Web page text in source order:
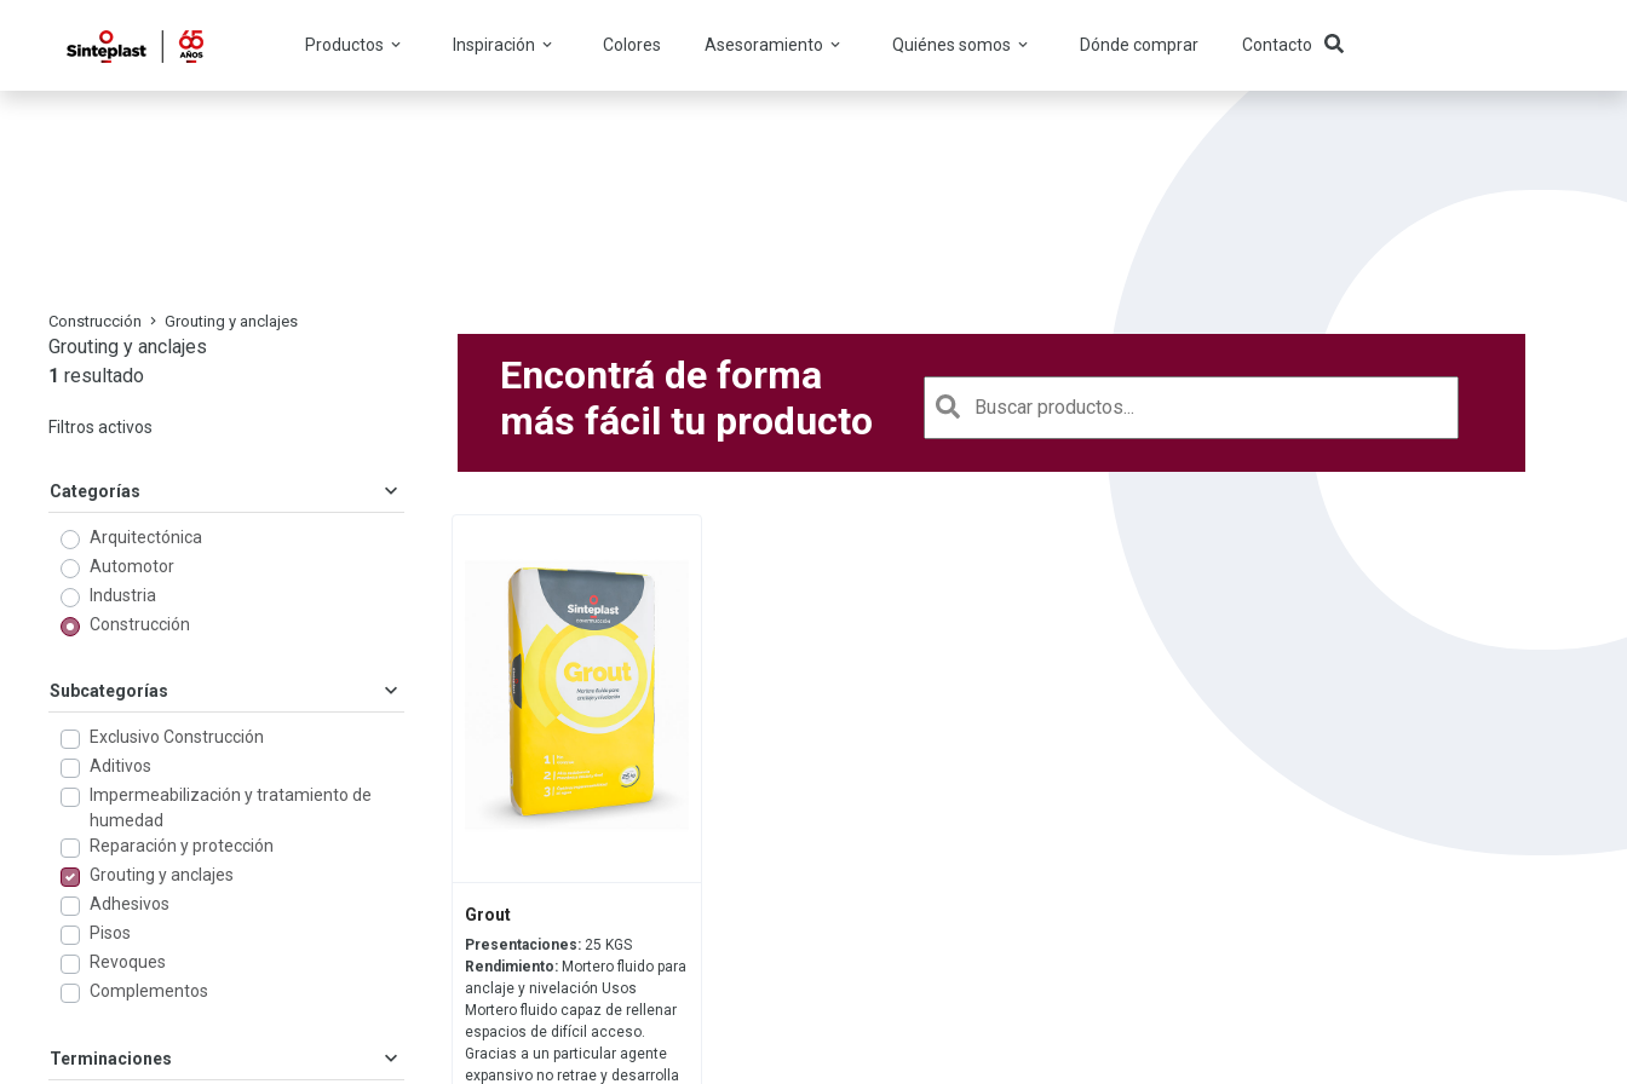
Productos Inspiración Colores Asesoramiento Quiénes somos Dónde comprar Contacto
Construcción Grouting y anclajes
Grouting y anclajes
1 resultado
Filtros activos
Categorías
Arquitectónica
Automotor
Industria
Construcción
Subcategorías
Exclusivo Construcción
Aditivos
Impermeabilización y tratamiento de
humedad
Reparación y protección
Grouting y anclajes
Adhesivos
Pisos
Revoques
Complementos
Terminaciones
Encontrá de forma
más fácil tu producto
Grout
Presentaciones: 25 KGS
Rendimiento: Mortero fluido para
anclaje y nivelación Usos
Mortero fluido capaz de rellenar
espacios de difícil acceso.
Gracias a un particular agente
expansivo no retrae y desarrolla